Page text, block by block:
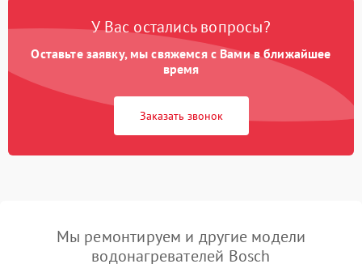
У Вас остались вопросы?
Оставьте заявку, мы свяжемся с Вами в ближайшее
время
Заказать звонок
Мы ремонтируем и другие модели
водонагревателей Bosch